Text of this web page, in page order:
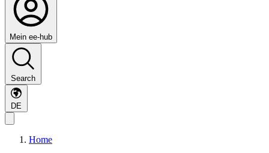
Mein ee-hub
Search
DE
Home